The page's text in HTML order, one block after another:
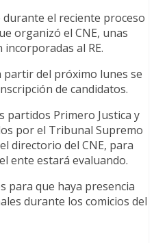
el reciente proceso
organizó el CNE, unas
al RE.
partir del próximo lunes se
de candidatos.
partidos Primero Justica y
por el Tribunal Supremo
directorio del CNE, para
ente estará evaluando.
para que haya presencia
durante los comicios del